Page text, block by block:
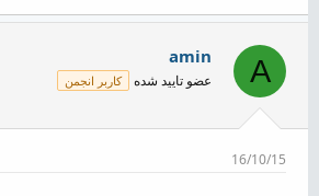
A
amin
عضو تایید شده کاربر انجمن
16/10/15